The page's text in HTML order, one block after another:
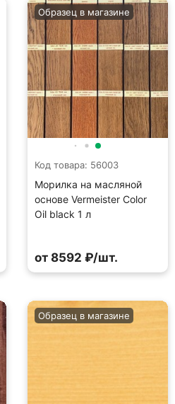
Код товара: 56003
Морилка на масляной
основе Vermeister Color
Oil black 1 л
Образец в магазине
от 8592 ₽/шт.
Образец в магазине